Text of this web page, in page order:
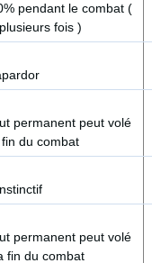
pendant le combat (
fois )
permanent peut volé
du combat
permanent peut volé
fin du combat